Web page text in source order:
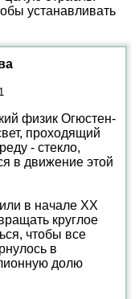
устанавливать
физик Огюстен-
проходящий
- стекло,
в движение этой
в начале ХХ
круглое
чтобы все
в
долю